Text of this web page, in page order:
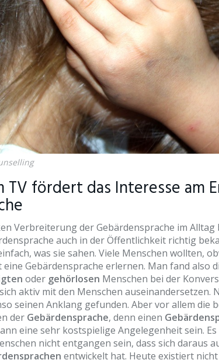
fördert das Interesse am
Verbreiterung der Gebärdensprache im
auch in der Öffentlichkeit richtig
was sie sahen. Viele Menschen wollten,
Gebärdensprache erlernen. Man fand also
oder gehörlosen Menschen bei der
aktiv mit den Menschen auseinandersetzen.
seinen Anklang gefunden. Aber vor allem die
der Gebärdensprache, denn einen
eine sehr kostspielige Angelegenheit sein.
nicht entgangen sein, dass sich daraus
entwickelt hat. Heute existiert